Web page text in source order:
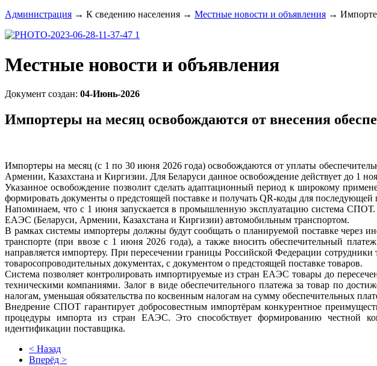
Администрация → К сведению населения → Местные новости и объявления →
Местные новости и объявления
Документ создан: 04-Июнь-2026
Импортеры на месяц освобождаются от внесения
Импортеры на месяц (с 1 по 30 июня 2026 года) освобождаются от уплаты
Армении, Казахстана и Киргизии. Для Беларуси данное освобождение действует до 1
Указанное освобождение позволит сделать адаптационный период к широкому
формировать документы о предстоящей поставке и получать QR-коды для последующей
Напоминаем, что с 1 июня запускается в промышленную эксплуатацию система СПОТ.
ЕАЭС (Беларуси, Армении, Казахстана и Киргизии) автомобильным транспортом.
В рамках системы импортеры должны будут сообщать о планируемой поставке через
транспорте (при ввозе с 1 июня 2026 года), а также вносить обеспечительный
направляется импортеру. При пересечении границы Российской Федерации
товаросопроводительных документах, с документом о предстоящей поставке товаров.
Система позволяет контролировать импортируемые из стран ЕАЭС товары до
техническими компаниями. Залог в виде обеспечительного платежа за товар по
налогам, уменьшая обязательства по косвенным налогам на сумму обеспечительных
Внедрение СПОТ гарантирует добросовестным импортёрам конкурентное
процедуры импорта из стран ЕАЭС. Это способствует формированию честной
идентификации поставщика.
< Назад
Вперёд >